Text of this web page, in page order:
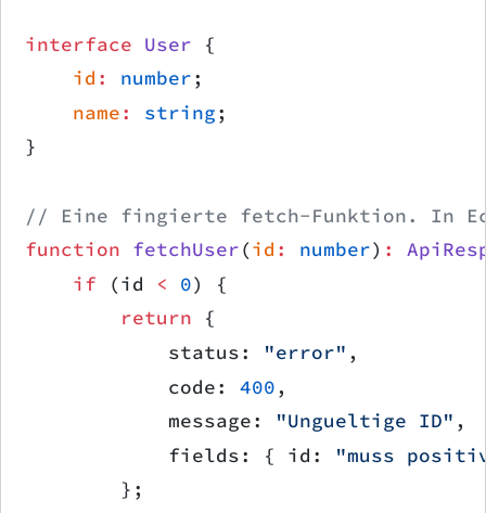
interface User {
    id
: number;
    name
: string;
}
// Eine fingierte fetch-Funktion. In
function fetchUser(id : number) :
    if
(id < 0) {
        return
{
            status:
"error" ,
            code:
400,
            message:
"Ungueltige ID" ,
            fields: { id:
"muss
        };